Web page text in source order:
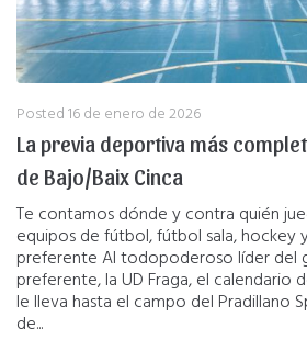
Posted16 de enero de 2026
La previa deportiva más
de Bajo/Baix Cinca
Te contamos dónde y contra quién
equipos de fútbol, fútbol sala, hockey
preferente Al todopoderoso líder del
preferente, la UD Fraga, el calendario
le lleva hasta el campo del Pradillano
de...